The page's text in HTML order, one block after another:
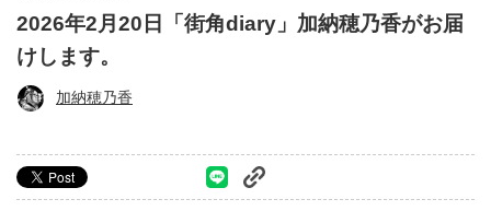
2026年2月20日「街角diary」加納穂乃香がお届
けします。
加納穂乃香